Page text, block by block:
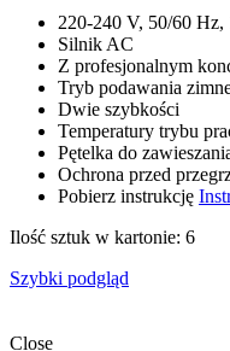
220-240 V, 50/60
Silnik AC
Z profesjonalnym
Tryb podawania
Dwie szybkości
Temperatury trybu
Pętelka do
Ochrona przed
Pobierz instrukcję
Ilość sztuk w kartonie: 6
Szybki podgląd
Close